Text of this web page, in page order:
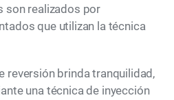
son realizados por
que utilizan la técnica
reversión brinda tranquilidad,
una técnica de inyección